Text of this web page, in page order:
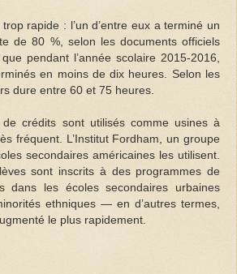
rapide : l’un d’entre eux a terminé un
de 80 %, selon les documents officiels
pendant l’année scolaire 2015-2016,
en moins de dix heures. Selon les
dure entre 60 et 75 heures.
crédits sont utilisés comme usines à
fréquent. L’Institut Fordham, un groupe
secondaires américaines les utilisent.
sont inscrits à des programmes de
dans les écoles secondaires urbaines
ethniques — en d’autres termes,
le plus rapidement.